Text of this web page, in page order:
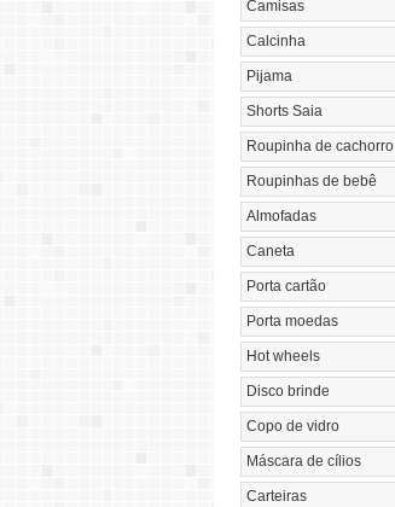
Camisas
Calcinha
Pijama
Shorts Saia
Roupinha de cachorro
Roupinhas de bebê
Almofadas
Caneta
Porta cartão
Porta moedas
Hot wheels
Disco brinde
Copo de vidro
Máscara de cílios
Carteiras